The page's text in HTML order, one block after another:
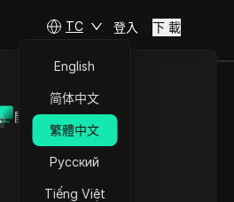
開放API
TC
English
简体中文
繁體中文
Русский
Tiếng Việt
登入 下 載